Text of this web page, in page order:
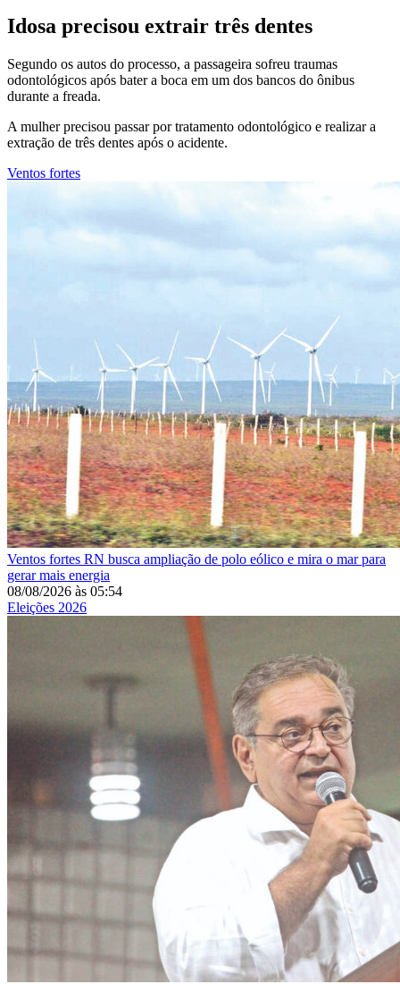
Idosa precisou extrair três dentes
Segundo os autos do processo, a passageira sofreu traumas
odontológicos após bater a boca em um dos bancos do ônibus
durante a freada.
A mulher precisou passar por tratamento odontológico e realizar a
extração de três dentes após o acidente.
Ventos fortes
Ventos fortes RN busca ampliação de polo eólico e mira o mar para
gerar mais energia
08/08/2026 às 05:54
Eleições 2026